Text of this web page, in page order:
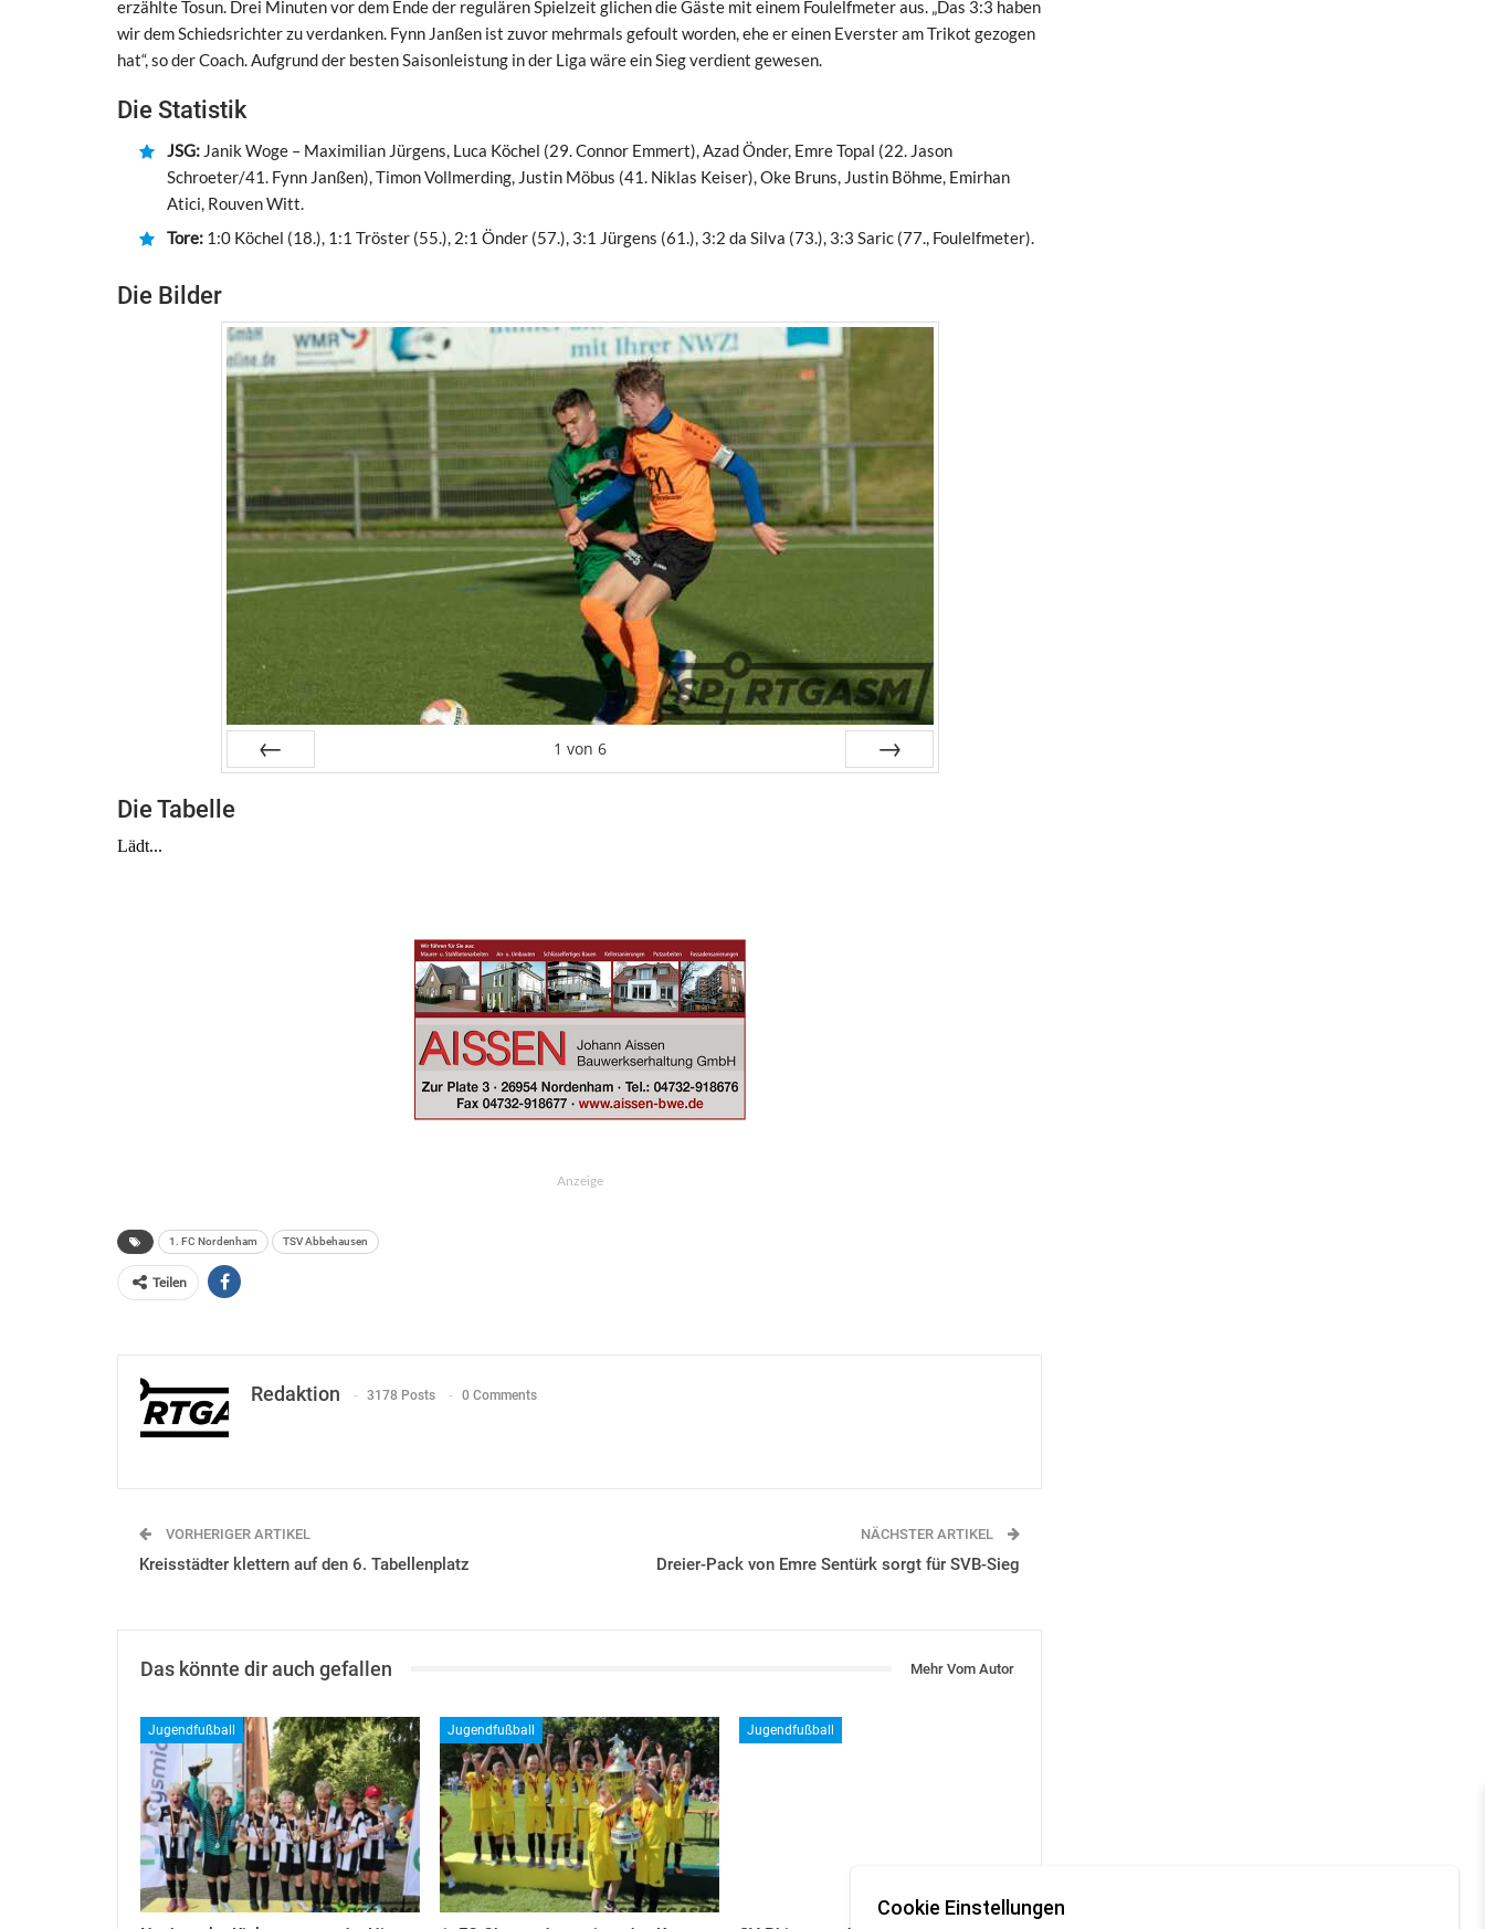
erzählte Tosun. Drei Minuten vor dem Ende der regulären Spielzeit glichen die Gäste mit einem Foulelfmeter aus. „Das 3:3 haben
wir dem Schiedsrichter zu verdanken. Fynn Janßen ist zuvor mehrmals gefoult worden, ehe er einen Everster am Trikot gezogen
hat“, so der Coach. Aufgrund der besten Saisonleistung in der Liga wäre ein Sieg verdient gewesen.
Die Statistik
JSG: Janik Woge – Maximilian Jürgens, Luca Köchel (29. Connor Emmert), Azad Önder, Emre Topal (22. Jason
Schroeter/41. Fynn Janßen), Timon Vollmerding, Justin Möbus (41. Niklas Keiser), Oke Bruns, Justin Böhme, Emirhan
Atici, Rouven Witt.
Tore: 1:0 Köchel (18.), 1:1 Tröster (55.), 2:1 Önder (57.), 3:1 Jürgens (61.), 3:2 da Silva (73.), 3:3 Saric (77., Foulelfmeter).
Die Bilder
1 von 6
Die Tabelle
Anzeige
1. FC Nordenham TSV Abbehausen
Teilen
Redaktion 3178 Posts 0 Comments
VORHERIGER ARTIKEL
Kreisstädter klettern auf den 6. Tabellenplatz
NÄCHSTER ARTIKEL
Dreier-Pack von Emre Sentürk sorgt für SVB-Sieg
Das könnte dir auch gefallen Mehr Vom Autor
Jugendfußball Jugendfußball Jugendfußball
Cookie Einstellungen